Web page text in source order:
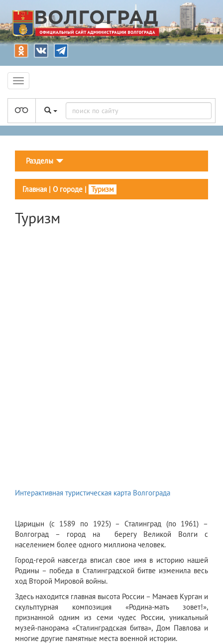
Разделы
Главная | О городе | Туризм
Туризм
Интерактивная туристическая карта Волгограда
Царицын (с 1589 по 1925) – Сталинград (по 1961) –
Волгоград – город на берегу Великой Волги с
населением более одного миллиона человек.
Город-герой навсегда вписал свое имя в историю нашей
Родины – победа в Сталинградской битве изменила весь
ход Второй Мировой войны.
Здесь находится главная высота России – Мамаев Курган и
скульптурная композиция «Родина-мать зовет!»,
признанной одним из семи чудес России, уникальный
музей-панорама «Сталинградская битва», Дом Павлова и
многие другие памятные места военной истории.